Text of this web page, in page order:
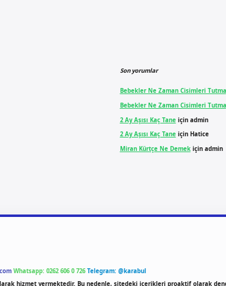
Son yorumlar
Bebekler Ne Zaman Cisimleri
Bebekler Ne Zaman Cisimleri
2 Ay Aşısı Kaç Taneiçin admin
2 Ay Aşısı Kaç Taneiçin Hatice
Miran Kürtçe Ne Demekiçin admin
Whatsapp: 0262 606 0 726 Telegram: @karabul
hizmet vermektedir. Bu nedenle, sitedeki içerikleri proaktif olarak